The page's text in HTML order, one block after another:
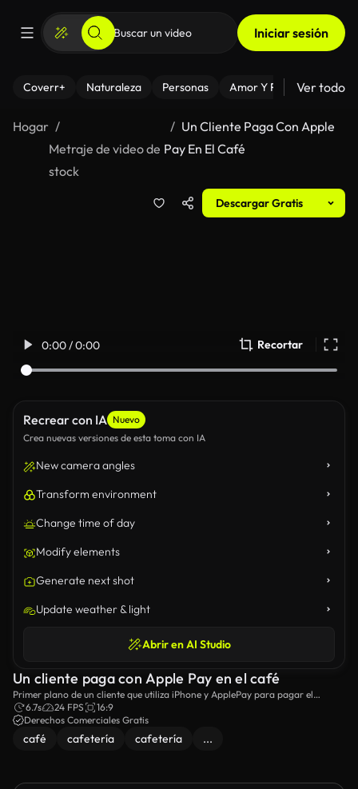
Iniciar sesión
Coverr+ Naturaleza Personas Amor Y Relaciones
Ver todo
Hogar
Metraje de video de
stock
Un Cliente Paga Con Apple
Pay En El Café
Descargar Gratis
0:00 / 0:00 Recortar
Recrear con IA Nuevo
Crea nuevas versiones de esta toma con IA
New camera angles
Transform environment
Change time of day
Modify elements
Generate next shot
Update weather & light
Abrir en AI Studio
Un cliente paga con Apple Pay en el café
Primer plano de un cliente que utiliza iPhone y ApplePay para pagar el
pedido.
6.7s 24 FPS
16:9
Derechos Comerciales Gratis
café cafetería cafetería ...